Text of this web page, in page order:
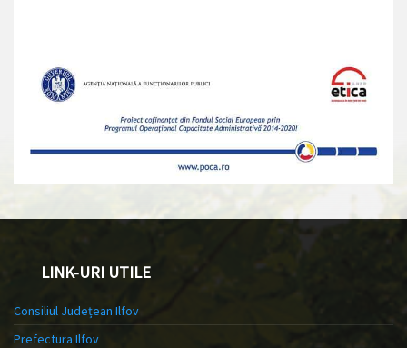
LINK-URI UTILE
Consiliul Județean Ilfov
Prefectura Ilfov